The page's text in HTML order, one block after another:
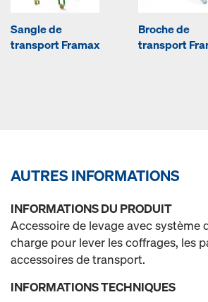
Sangle de
transport Framax
Broche de
transport
AUTRES INFORMATIONS
INFORMATIONS DU PRODUIT
Accessoire de levage avec système
charge pour lever les coffrages, les
accessoires de transport.
INFORMATIONS TECHNIQUES